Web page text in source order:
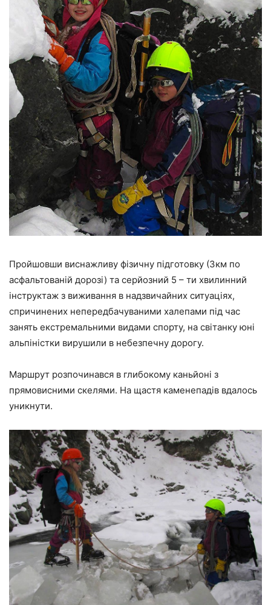
Пройшовши виснажливу фізичну підготовку (3км по
асфальтованій дорозі) та серйозний 5 – ти хвилинний
інструктаж з виживання в надзвичайних ситуаціях,
спричинених непередбачуваними халепами під час
занять екстремальними видами спорту, на світанку юні
альпіністки вирушили в небезпечну дорогу.
Маршрут розпочинався в глибокому каньйоні з
прямовисними скелями. На щастя каменепадів вдалось
уникнути.